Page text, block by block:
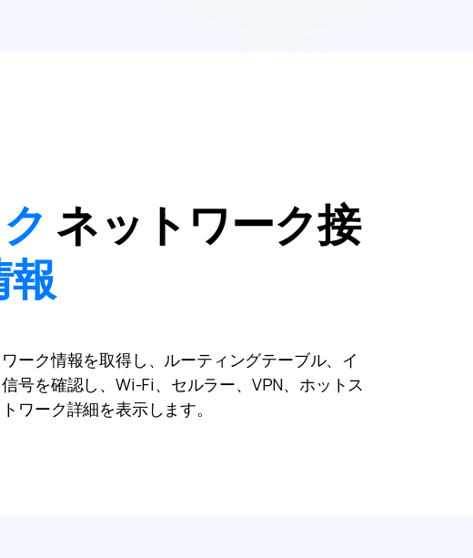
ネットワーク接
報
ーク情報を取得し、ルーティングテーブル、イ
号を確認し、Wi-Fi、セルラー、VPN、ホットス
ワーク詳細を表示します。